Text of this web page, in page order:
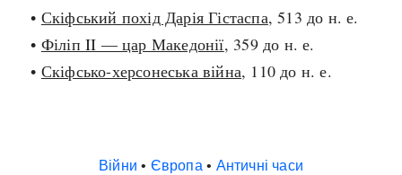
• Скіфський похід Дарія Гістаспа, 513 до н. е.
• Філіп II — цар Македонії, 359 до н. е.
• Скіфсько-херсонеська війна, 110 до н. е.
Війни • Європа • Античні часи